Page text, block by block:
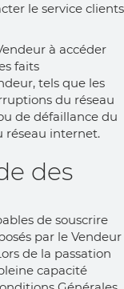
le service clients
à accéder
faits
tels que les
du réseau
de défaillance du
réseau internet.
des
de souscrire
par le Vendeur
de la passation
capacité